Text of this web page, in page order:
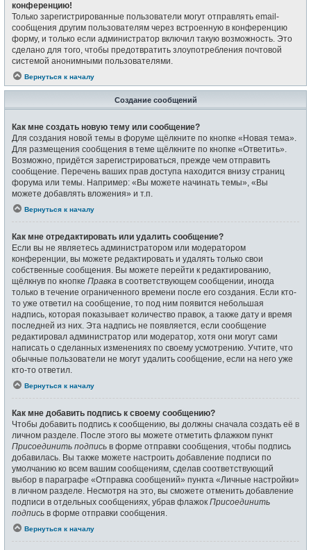
конференцию!
Только зарегистрированные пользователи могут отправлять email-
сообщения другим пользователям через встроенную в конференцию
форму, и только если администратор включил такую возможность. Это
сделано для того, чтобы предотвратить злоупотребления почтовой
системой анонимными пользователями.
Вернуться к началу
Создание сообщений
Как мне создать новую тему или сообщение?
Для создания новой темы в форуме щёлкните по кнопке «Новая тема».
Для размещения сообщения в теме щёлкните по кнопке «Ответить».
Возможно, придётся зарегистрироваться, прежде чем отправить
сообщение. Перечень ваших прав доступа находится внизу страниц
форума или темы. Например: «Вы можете начинать темы», «Вы
можете добавлять вложения» и т.п.
Вернуться к началу
Как мне отредактировать или удалить сообщение?
Если вы не являетесь администратором или модератором
конференции, вы можете редактировать и удалять только свои
собственные сообщения. Вы можете перейти к редактированию,
щёлкнув по кнопке Правка в соответствующем сообщении, иногда
только в течение ограниченного времени после его создания. Если кто-
то уже ответил на сообщение, то под ним появится небольшая
надпись, которая показывает количество правок, а также дату и время
последней из них. Эта надпись не появляется, если сообщение
редактировал администратор или модератор, хотя они могут сами
написать о сделанных изменениях по своему усмотрению. Учтите, что
обычные пользователи не могут удалить сообщение, если на него уже
кто-то ответил.
Вернуться к началу
Как мне добавить подпись к своему сообщению?
Чтобы добавить подпись к сообщению, вы должны сначала создать её в
личном разделе. После этого вы можете отметить флажком пункт
Присоединить подпись в форме отправки сообщения, чтобы подпись
добавилась. Вы также можете настроить добавление подписи по
умолчанию ко всем вашим сообщениям, сделав соответствующий
выбор в параграфе «Отправка сообщений» пункта «Личные настройки»
в личном разделе. Несмотря на это, вы сможете отменить добавление
подписи в отдельных сообщениях, убрав флажок Присоединить
подпись в форме отправки сообщения.
Вернуться к началу